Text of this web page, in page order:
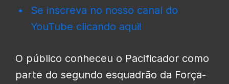
Se inscreva no nosso canal do
YouTube clicando aqui!
O público conheceu o Pacificador como
parte do segundo esquadrão da Força-